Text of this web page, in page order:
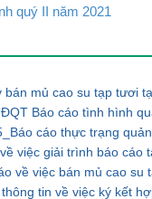
quý II năm 2021
bán mủ cao su tạp tươi
Báo cáo tình hình
cáo thực trạng
việc giải trình báo cáo
về việc bán mủ cao su
tin về việc ký kết